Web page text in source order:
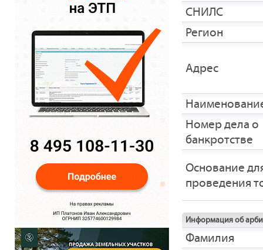
СНИЛС
Регион
Адрес
Номер дела о
банкротстве
Основание
проведения
Информация об
Фамилия